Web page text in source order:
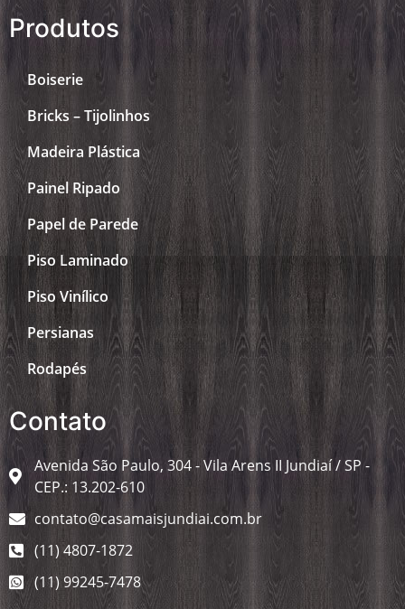
Produtos
Boiserie
Bricks – Tijolinhos
Madeira Plástica
Painel Ripado
Papel de Parede
Piso Laminado
Piso Vinílico
Persianas
Rodapés
Contato
Avenida São Paulo, 304 - Vila Arens II Jundiaí / SP -
CEP.: 13.202-610
contato@casamaisjundiai.com.br
(11) 4807-1872
(11) 99245-7478